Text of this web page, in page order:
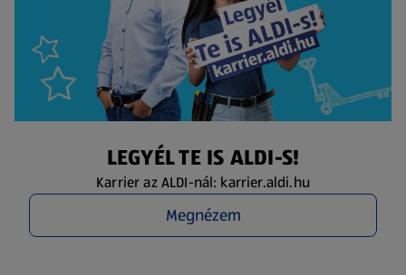
LEGYÉL TE IS ALDI-S!
Karrier az ALDI-nál: karrier.aldi.hu
Megnézem